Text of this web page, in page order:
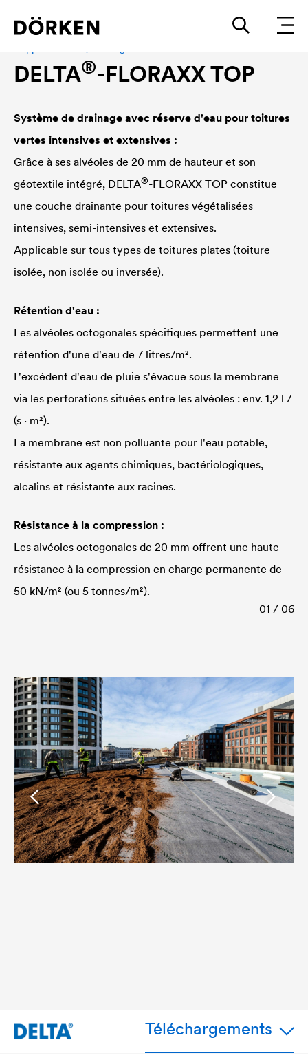
DELTA®-FLORAXX TOP
Système de drainage avec réserve d'eau pour toitures
vertes intensives et extensives :
Grâce à ses alvéoles de 20 mm de hauteur et son
géotextile intégré, DELTA®-FLORAXX TOP constitue
une couche drainante pour toitures végétalisées
intensives, semi-intensives et extensives.
Applicable sur tous types de toitures plates (toiture
isolée, non isolée ou inversée).
Rétention d'eau :
Les alvéoles octogonales spécifiques permettent une
rétention d'une d'eau de 7 litres/m².
L'excédent d'eau de pluie s'évacue sous la membrane
via les perforations situées entre les alvéoles : env. 1,2 l /
(s · m²).
La membrane est non polluante pour l'eau potable,
résistante aux agents chimiques, bactériologiques,
alcalins et résistante aux racines.
Résistance à la compression :
Les alvéoles octogonales de 20 mm offrent une haute
résistance à la compression en charge permanente de
50 kN/m² (ou 5 tonnes/m²).
01 / 06
Téléchargements